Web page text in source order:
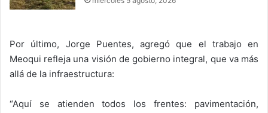
Por último, Jorge Puentes, agregó que el trabajo en
Meoqui refleja una visión de gobierno integral, que va más
allá de la infraestructura:
“Aquí se atienden todos los frentes: pavimentación,